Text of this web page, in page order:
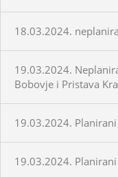
18.03.2024.
19.03.2024.
Bobovje i Pristava
19.03.2024.
19.03.2024.